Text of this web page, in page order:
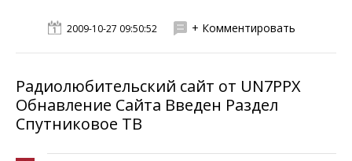
2009-10-27 09:50:52 + Комментировать
Радиолюбительский сайт от UN7PPX
Обнавление Сайта Введен Раздел
Спутниковое ТВ